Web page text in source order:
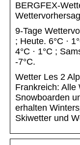
BERGFEX-
9-Tage
; Heute. 6°C ·
4°C · 1°C ;
-7°C.
Wetter Les 2
Frankreich: Alle
Snowboarden
erhalten
Skiwetter und